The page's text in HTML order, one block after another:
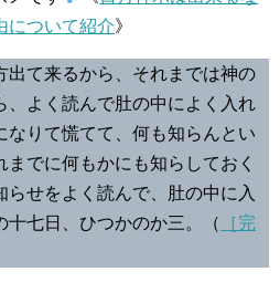
について紹介》
出て来るから、それまでは神の
、よく読んで肚の中によく入れ
なりて慌てて、何も知らんとい
でに何もかにも知らしておく
せをよく読んで、肚の中に入
十七日、ひつかのか三。（
［完